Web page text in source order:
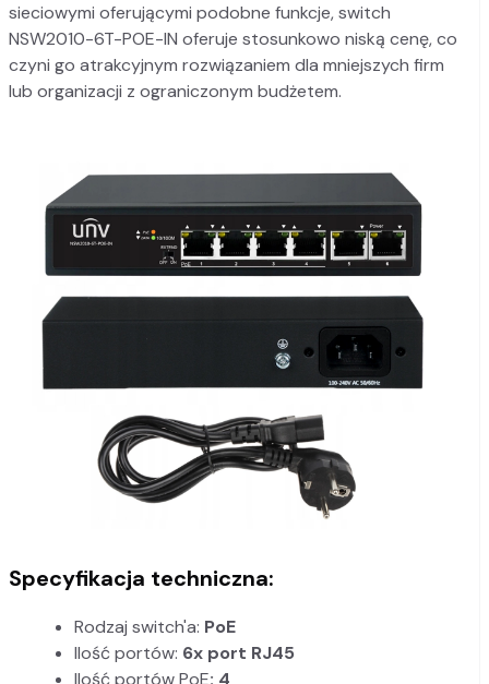
sieciowymi oferującymi podobne funkcje, switch
NSW2010-6T-POE-IN oferuje stosunkowo niską cenę, co
czyni go atrakcyjnym rozwiązaniem dla mniejszych firm
lub organizacji z ograniczonym budżetem.
Specyfikacja techniczna:
Rodzaj switch'a: PoE
Ilość portów: 6x port RJ45
Ilość portów PoE: 4